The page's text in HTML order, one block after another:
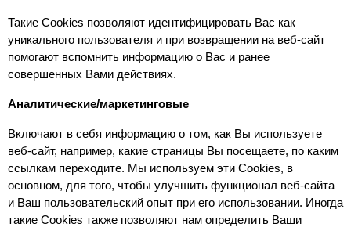
Такие Cookies позволяют идентифицировать Вас как
уникального пользователя и при возвращении на веб-сайт
помогают вспомнить информацию о Вас и ранее
совершенных Вами действиях.
Аналитические/маркетинговые
Включают в себя информацию о том, как Вы используете
веб-сайт, например, какие страницы Вы посещаете, по каким
ссылкам переходите. Мы используем эти Cookies, в
основном, для того, чтобы улучшить функционал веб-сайта
и Ваш пользовательский опыт при его использовании. Иногда
такие Cookies также позволяют нам определить Ваши